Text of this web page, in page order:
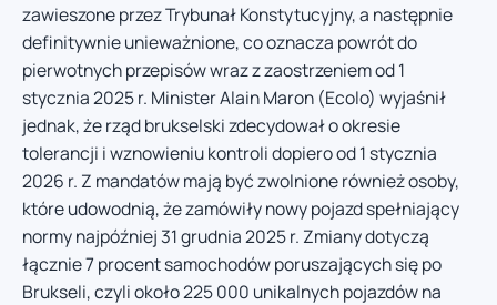
zawieszone przez Trybunał Konstytucyjny, a następnie
definitywnie unieważnione, co oznacza powrót do
pierwotnych przepisów wraz z zaostrzeniem od 1
stycznia 2025 r. Minister Alain Maron (Ecolo) wyjaśnił
jednak, że rząd brukselski zdecydował o okresie
tolerancji i wznowieniu kontroli dopiero od 1 stycznia
2026 r. Z mandatów mają być zwolnione również osoby,
które udowodnią, że zamówiły nowy pojazd spełniający
normy najpóźniej 31 grudnia 2025 r. Zmiany dotyczą
łącznie 7 procent samochodów poruszających się po
Brukseli, czyli około 225 000 unikalnych pojazdów na